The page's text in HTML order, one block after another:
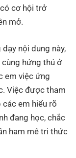
cơ hội trở
mở.
nội dung này,
hứng thú ở
em việc ứng
Việc được tham
em hiểu rõ
đang học, chắc
ham mê tri thức